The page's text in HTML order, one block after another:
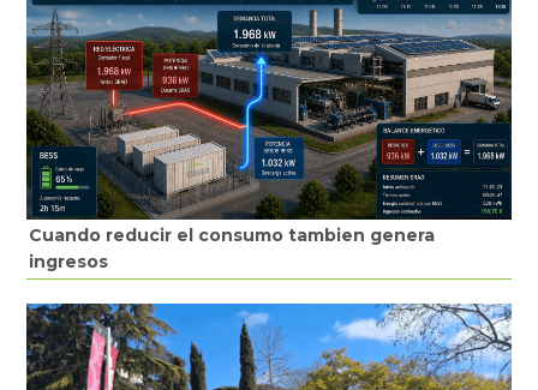
Cuando reducir el consumo tambien genera
ingresos